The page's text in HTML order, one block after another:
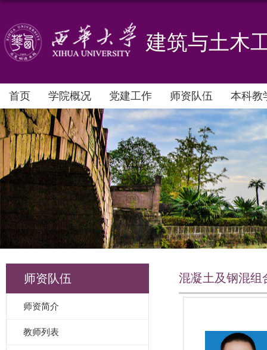
建筑与土木
首页 学院概况 党建工作 师资队伍 本科教
师资队伍
师资简介
教师列表
混凝土及钢混组